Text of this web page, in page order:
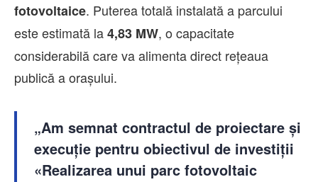
fotovoltaice. Puterea totală instalată a parcului
este estimată la4,83 MW, o capacitate
considerabilă care va alimenta direct rețeaua
publică a orașului.
„Am semnat contractul de proiectare și
execuție pentru obiectivul de investiții
«Realizarea unui parc fotovoltaic